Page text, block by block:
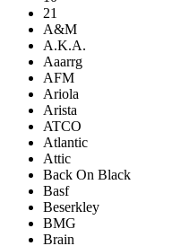
21
A&M
A.K.A.
Aaarrg
AFM
Ariola
Arista
ATCO
Atlantic
Attic
Back On Black
Basf
Beserkley
BMG
Brain